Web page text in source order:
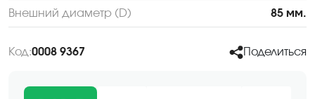
Внешний диаметр (D) 85 мм.
Код:0008 9367 Поделиться